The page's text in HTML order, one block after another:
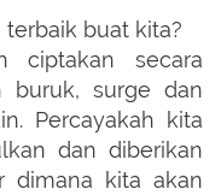
terbaik buat kita?
ciptakan secara
buruk, surge dan
Percayakah kita
dan diberikan
dimana kita akan